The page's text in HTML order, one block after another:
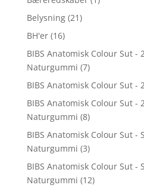
Belysning (21)
BH'er (16)
BIBS Anatomisk Colour Sut -
Naturgummi (7)
BIBS Anatomisk Colour Sut -
BIBS Anatomisk Colour Sut -
Naturgummi (8)
BIBS Anatomisk Colour Sut -
Naturgummi (3)
BIBS Anatomisk Colour Sut -
Naturgummi (12)